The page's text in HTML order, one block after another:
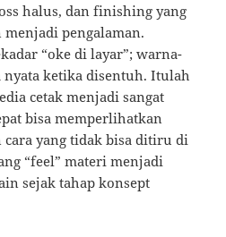
halus, dan finishing yang
pengalaman.
“oke di layar”; warna-
ketika disentuh. Itulah
cetak menjadi sangat
bisa memperlihatkan
cara yang tidak bisa ditiru di
“feel” materi menjadi
sejak tahap konsept